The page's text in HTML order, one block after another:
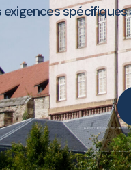
Agence communication Montbéliard
Agence communication Montbéliard